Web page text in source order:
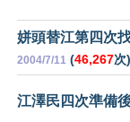
姘頭替江第四次
2004/7/11 (46,267次)
江澤民四次準備